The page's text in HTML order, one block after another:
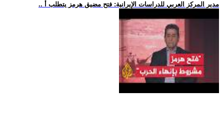
.. مدير المركز العربي للدراسات الإيرانية: فتح مضيق هرمز يتطلب أ